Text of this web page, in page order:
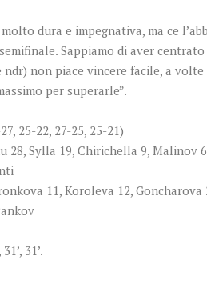
dura e impegnativa, ma ce
Sappiamo di aver
non piace vincere facile, a
per superarle”.
25-22, 27-25, 25-21)
28, Sylla 19, Chirichella 9,
11, Koroleva 12,
31’.